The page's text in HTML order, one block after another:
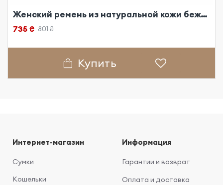
Женский ремень из натуральной кожи бежевый
735 ₴ 801 ₴
Купить
Интернет-магазин
Сумки
Кошельки
Информация
Гарантии и возврат
Оплата и доставка